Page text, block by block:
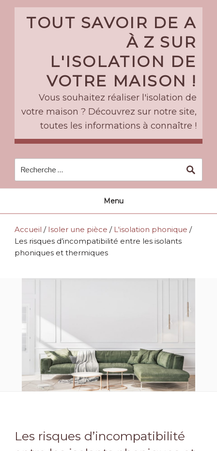
Skip
TOUT SAVOIR DE A
À Z SUR
L'ISOLATION DE
VOTRE MAISON !
Vous souhaitez réaliser l'isolation de
votre maison ? Découvrez sur notre site,
toutes les informations à connaître !
Menu
Accueil / Isoler une pièce / L'isolation phonique /
Les risques d’incompatibilité entre les isolants
phoniques et thermiques
Les risques d’incompatibilité